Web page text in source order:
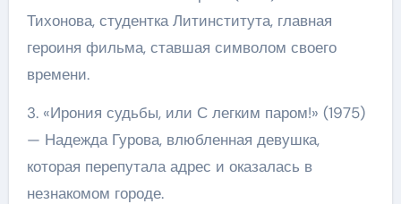
Тихонова, студентка Литинститута, главная
героиня фильма, ставшая символом своего
времени.
3. «Ирония судьбы, или С легким паром!» (1975)
— Надежда Гурова, влюбленная девушка,
которая перепутала адрес и оказалась в
незнакомом городе.